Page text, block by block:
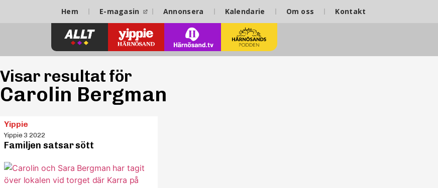
Hem E-magasin Annonsera Kalendarie Om oss Kontakt
Visar resultat för
Carolin Bergman
Yippie
Yippie 3 2022
Familjen satsar sött